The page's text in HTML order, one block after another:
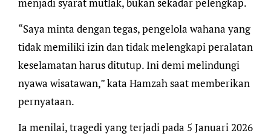
menjadi syarat mutlak, bukan sekadar pelengkap.
“Saya minta dengan tegas, pengelola wahana yang
tidak memiliki izin dan tidak melengkapi peralatan
keselamatan harus ditutup. Ini demi melindungi
nyawa wisatawan,” kata Hamzah saat memberikan
pernyataan.
Ia menilai, tragedi yang terjadi pada 5 Januari 2026